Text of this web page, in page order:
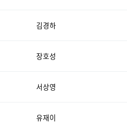
김경하
장호성
서상영
유재이